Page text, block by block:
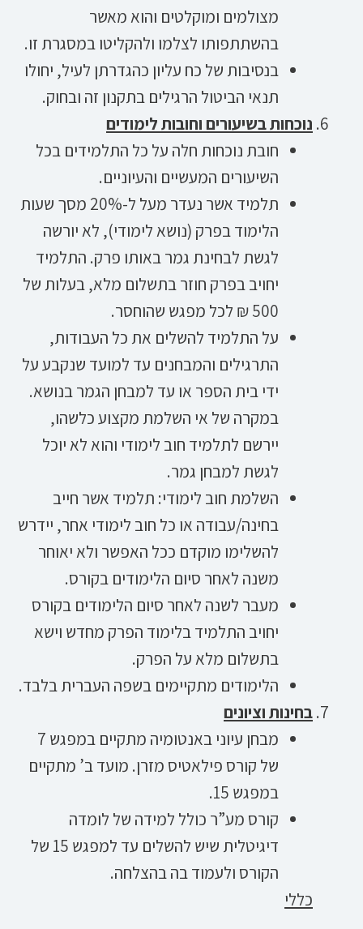
מצולמים ומוקלטים והוא מאשר
בהשתתפותו לצלמו ולהקליטו במסגרת זו.
בנסיבות של כח עליון כהגדרתן לעיל, יחולו
תנאי הביטול הרגילים בתקנון זה ובחוק.
נוכחות בשיעורים וחובות לימודים
חובת נוכחות חלה על כל התלמידים בכל
השיעורים המעשיים והעיוניים.
תלמיד אשר נעדר מעל ל-20% מסך שעות
הלימוד בפרק (נושא לימודי), לא יורשה
לגשת לבחינת גמר באותו פרק. התלמיד
יחויב בפרק חוזר בתשלום מלא, בעלות של
500 ₪ לכל מפגש שהוחסר.
על התלמיד להשלים את כל העבודות,
התרגילים והמבחנים עד למועד שנקבע על
ידי בית הספר או עד למבחן הגמר בנושא.
במקרה של אי השלמת מקצוע כלשהו,
יירשם לתלמיד חוב לימודי והוא לא יוכל
לגשת למבחן גמר.
השלמת חוב לימודי: תלמיד אשר חייב
בחינה/עבודה או כל חוב לימודי אחר, יידרש
להשלימו מוקדם ככל האפשר ולא יאוחר
משנה לאחר סיום הלימודים בקורס.
מעבר לשנה לאחר סיום הלימודים בקורס
יחויב התלמיד בלימוד הפרק מחדש וישא
בתשלום מלא על הפרק.
הלימודים מתקיימים בשפה העברית בלבד.
בחינות וציונים
מבחן עיוני באנטומיה מתקיים במפגש 7
של קורס פילאטיס מזרן. מועד ב’ מתקיים
במפגש 15.
קורס מע”ר כולל למידה של לומדה
דיגיטלית שיש להשלים עד למפגש 15 של
הקורס ולעמוד בה בהצלחה.
כללי